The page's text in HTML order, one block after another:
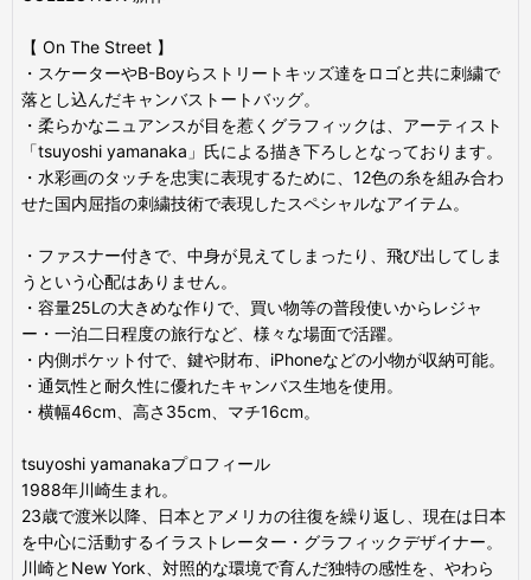
【 On The Street 】
・スケーターやB-Boyらストリートキッズ達をロゴと共に刺繍で
落とし込んだキャンバストートバッグ。
・柔らかなニュアンスが目を惹くグラフィックは、アーティスト
「tsuyoshi yamanaka」氏による描き下ろしとなっております。
・水彩画のタッチを忠実に表現するために、12色の糸を組み合わ
せた国内屈指の刺繍技術で表現したスペシャルなアイテム。
・ファスナー付きで、中身が見えてしまったり、飛び出してしま
うという心配はありません。
・容量25Lの大きめな作りで、買い物等の普段使いからレジャ
ー・一泊二日程度の旅行など、様々な場面で活躍。
・内側ポケット付で、鍵や財布、iPhoneなどの小物が収納可能。
・通気性と耐久性に優れたキャンバス生地を使用。
・横幅46cm、高さ35cm、マチ16cm。
tsuyoshi yamanakaプロフィール
1988年川崎生まれ。
23歳で渡米以降、日本とアメリカの往復を繰り返し、現在は日本
を中心に活動するイラストレーター・グラフィックデザイナー。
川崎とNew York、対照的な環境で育んだ独特の感性を、やわら